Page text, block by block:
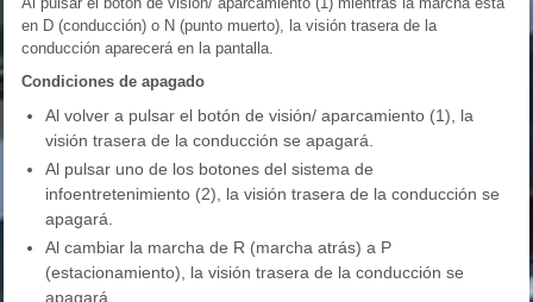
en D (conducción) o N (punto muerto), la visión trasera de la
conducción aparecerá en la pantalla.
Condiciones de apagado
Al volver a pulsar el botón de visión/ aparcamiento (1), la
visión trasera de la conducción se apagará.
Al pulsar uno de los botones del sistema de
infoentretenimiento (2), la visión trasera de la conducción se
apagará.
Al cambiar la marcha de R (marcha atrás) a P
(estacionamiento), la visión trasera de la conducción se
apagará.